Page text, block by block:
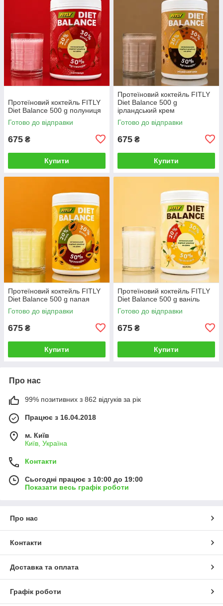
Протеїновий коктейль FITLY
Diet Balance 500 g полуниця
Готово до відправки
675 ₴
Купити
Протеїновий коктейль FITLY
Diet Balance 500 g
ірландський крем
Готово до відправки
675 ₴
Купити
Протеїновий коктейль FITLY
Diet Balance 500 g папая
Готово до відправки
675 ₴
Купити
Протеїновий коктейль FITLY
Diet Balance 500 g ваніль
Готово до відправки
675 ₴
Купити
Про нас
99% позитивних з 862 відгуків за рік
Працює з 16.04.2018
м. Київ
Київ, Україна
Контакти
Сьогодні працює з 10:00 до 19:00
Показати весь графік роботи
Про нас
Контакти
Доставка та оплата
Графік роботи